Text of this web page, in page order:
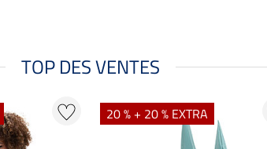
TOP DES VENTES
20 % + 20 % EXTRA